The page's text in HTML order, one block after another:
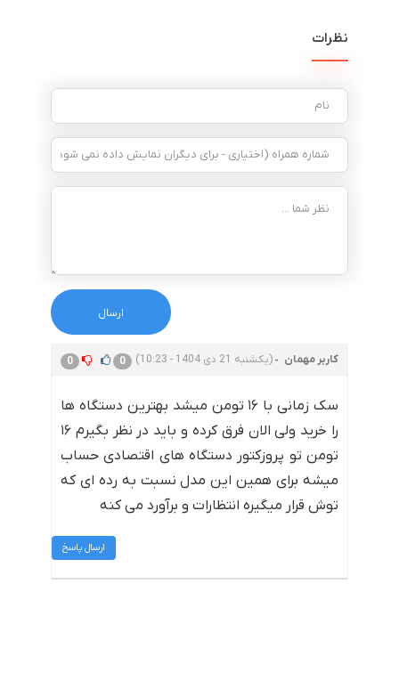
نظرات
کاربر مهمان (یکشنبه 21 دی 1404 - 10:23) 0 0
سک زمانی با ۱۶ تومن میشد بهترین دستگاه ها
را خرید ولی الان فرق کرده و باید در نظر بگیرم ۱۶
تومن تو پروزکتور دستگاه های اقتصادی حساب
میشه برای همین این مدل نسبت به رده ای که
توش قرار میگیره انتظارات و برآورد می کنه
ارسال پاسخ